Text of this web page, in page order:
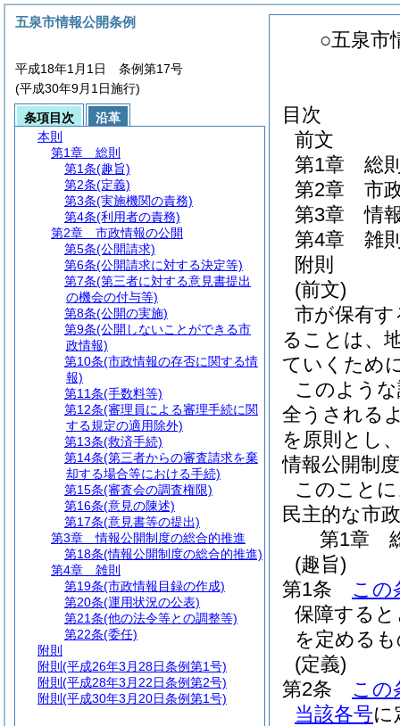
○五泉市
目次
前文
第1章
総
第2章
市
第3章
情
第4章
雑
附則
(前文)
市が保有
ることは、
ていくため
このよう
全うされる
を原則とし
情報公開制
このこと
民主的な市
第1章
(趣旨)
第1条
この
保障する
を定める
(定義)
第2条
この
当該各号に
五泉市情報公開条例
平成18年1月1日 条例第17号
(平成30年9月1日施行)
条項目次
沿革
本則
第1章
総則
第1条(趣旨)
第2条(定義)
第3条(実施機関の責務)
第4条(利用者の責務)
第2章
市政情報の公開
第5条(公開請求)
第6条(公開請求に対する決定等)
第7条(第三者に対する意見書提出
の機会の付与等)
第8条(公開の実施)
第9条(公開しないことができる市
政情報)
第10条(市政情報の存否に関する情
報)
第11条(手数料等)
第12条(審理員による審理手続に関
する規定の適用除外)
第13条(救済手続)
第14条(第三者からの審査請求を棄
却する場合等における手続)
第15条(審査会の調査権限)
第16条(意見の陳述)
第17条(意見書等の提出)
第3章
情報公開制度の総合的推進
第18条(情報公開制度の総合的推進)
第4章
雑則
第19条(市政情報目録の作成)
第20条(運用状況の公表)
第21条(他の法令等との調整等)
第22条(委任)
附則
附則 (平成26年3月28日条例第1号)
附則 (平成28年3月22日条例第2号)
附則 (平成30年3月20日条例第1号)